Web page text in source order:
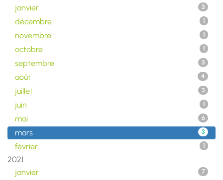
janvier
3
décembre 1
novembre 1
octobre 1
septembre 3
août 4
juillet 3
juin 1
mai 6
mars 3
février 1
2021
janvier
7